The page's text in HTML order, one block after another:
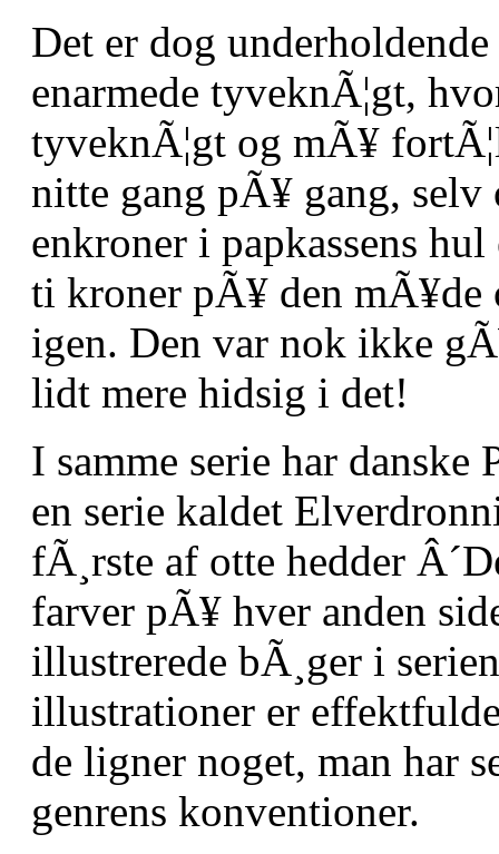
Det er dog
enarmede tyveknÃ¦gt,
tyveknÃ¦gt og mÃ¥
nitte gang pÃ¥ gang,
enkroner i papkassens
ti kroner pÃ¥ den mÃ¥de
igen. Den var nok ikke
lidt mere hidsig i det!
I samme serie har danske
en serie kaldet
fÃ¸rste af otte hedder
farver pÃ¥ hver anden
illustrerede bÃ¸ger i
illustrationer er
de ligner noget, man har
genrens konventioner.